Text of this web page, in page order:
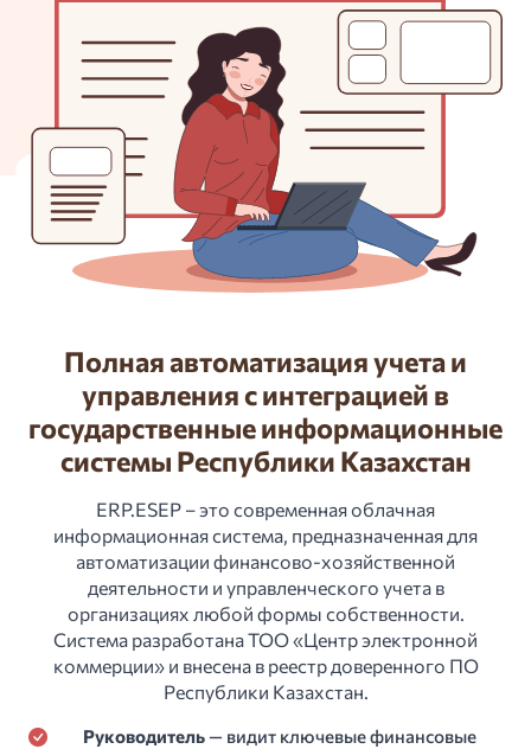
Полная автоматизация учета и
управления с интеграцией в
государственные информационные
системы Республики Казахстан
ERP.ESEP – это современная облачная
информационная система, предназначенная для
автоматизации финансово-хозяйственной
деятельности и управленческого учета в
организациях любой формы собственности.
Система разработана ТОО «Центр электронной
коммерции» и внесена в реестр доверенного ПО
Республики Казахстан.
Руководитель— видит ключевые финансовые